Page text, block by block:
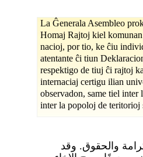
La Ĝenerala Asembleo
Homaj Rajtoj kiel
nacioj, por tio, ke ĉiu
atentante ĉi tiun
respektigo de tiuj ĉi rajtoj
internaciaj certigu ilian
observadon, same tiel
inter la popoloj de
والحقوق. وقد